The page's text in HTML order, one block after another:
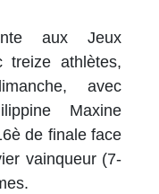
aux Jeux
treize athlètes,
avec
Maxine
de finale face
vainqueur (7-